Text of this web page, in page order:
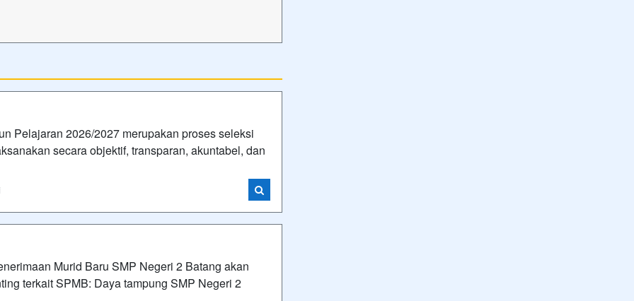
Pelajaran 2026/2027 merupakan proses seleksi
secara objektif, transparan, akuntabel, dan
Murid Baru SMP Negeri 2 Batang akan
terkait SPMB: Daya tampung SMP Negeri 2